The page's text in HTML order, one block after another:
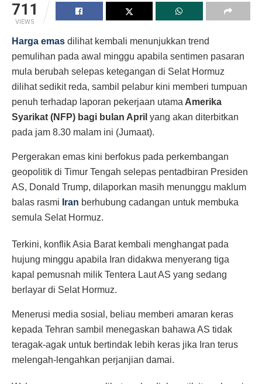
711
VIEWS
Harga emas dilihat kembali menunjukkan trend
pemulihan pada awal minggu apabila sentimen pasaran
mula berubah selepas ketegangan di Selat Hormuz
dilihat sedikit reda, sambil pelabur kini memberi tumpuan
penuh terhadap laporan pekerjaan utama Amerika
Syarikat (NFP) bagi bulan April yang akan diterbitkan
pada jam 8.30 malam ini (Jumaat).
Pergerakan emas kini berfokus pada perkembangan
geopolitik di Timur Tengah selepas pentadbiran Presiden
AS, Donald Trump, dilaporkan masih menunggu maklum
balas rasmi Iran berhubung cadangan untuk membuka
semula Selat Hormuz.
Terkini, konflik Asia Barat kembali menghangat pada
hujung minggu apabila Iran didakwa menyerang tiga
kapal pemusnah milik Tentera Laut AS yang sedang
berlayar di Selat Hormuz.
Menerusi media sosial, beliau memberi amaran keras
kepada Tehran sambil menegaskan bahawa AS tidak
teragak-agak untuk bertindak lebih keras jika Iran terus
melengah-lengahkan perjanjian damai.